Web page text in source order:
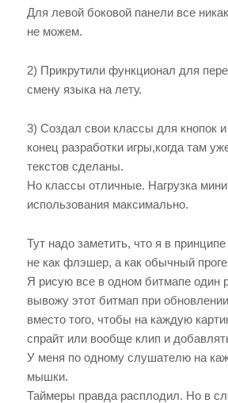
Для левой боковой панели все
не можем.
2) Прикрутили функционал для
смену языка на лету.
3) Создал свои классы для кнопок и
конец разработки игры,когда там
текстов сделаны.
Но классы отличные. Нагрузка
использования максимально.
Тут надо заметить, что я в
не как флэшер, а как обычный
Я рисую все в одном битмапе один
вывожу этот битмап при
вместо того, чтобы на каждую
спрайт или вообще клип и
У меня по одному слушателю на
мышки.
Таймеры правда расплодил. Но в